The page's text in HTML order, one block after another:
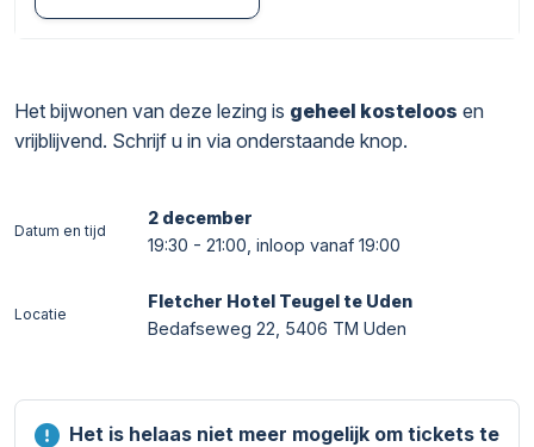
Het bijwonen van deze lezing is geheel kosteloos en
vrijblijvend. Schrijf u in via onderstaande knop.
Datum en tijd
2 december
19:30 - 21:00, inloop vanaf 19:00
Locatie
Fletcher Hotel Teugel te Uden
Bedafseweg 22, 5406 TM Uden
Het is helaas niet meer mogelijk om tickets te